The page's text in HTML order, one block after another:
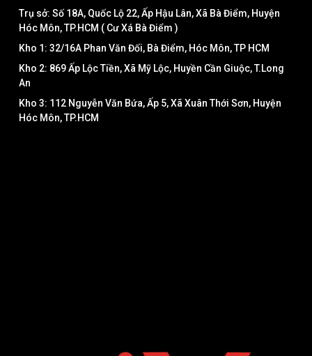
Trụ sở: Số 18A, Quốc Lộ 22, Ấp Hậu Lân, Xã Bà Điểm, Huyện
Hóc Môn, TP.HCM ( Cư Xá Bà Điểm )
Kho 1: 32/16A Phan Văn Đối, Bà Điểm, Hóc Môn, TP HCM
Kho 2: 869 Ấp Lộc Tiền, Xã Mỹ Lộc, Huyền Cần Giuộc, T.Long
An
Kho 3: 112 Nguyễn Văn Bứa, Ấp 5, Xã Xuân Thới Sơn, Huyện
Hóc Môn, TP.HCM